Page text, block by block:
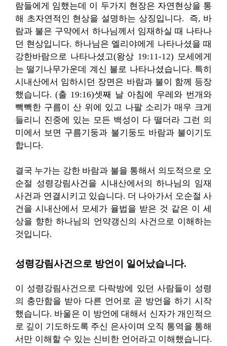
람들에게 임했는데 이 두가지 현장은 자연현상을 통
해 초자연적인 현상을 설명하는 상징입니다. 즉, 바
람과 불은 구약에서 하나님께서 임재하실 때 나타나
던 현상입니다. 하나님은 엘리야에게 나타나셨을 때
강한바람으로 나타나셨고(왕상 19:11-12) 모세에게
는 떨기나무가운데 계신 불로 나타나셨습니다. 특히
시내산에서 임하시던 장면은 바람과 불이 함께 등장
했습니다. (출 19:16)셋째 날 아침에 우레와 번개와
빽빽한 구름이 산 위에 있고 나팔 소리가 매우 크게
들리니 진중에 있는 모든 백성이 다 떨더라 그런 의
미에서 보면 구름기둥과 불기둥도 바람과 불이기도
합니다.
결국 누가는 강한 바람과 불을 통해서 의도적으로 오
순절 성령강림사건을 시내산에서의 하나님의 임재
사건과 연결시키고 있습니다. 더 나아가서 오순절 사
건을 시내산에서 모세가 율법을 받은 것 같은 이 세
상을 향한 하나님의 언약갱신의 사건으로 이해하는
것입니다.
성령강림사건으로 방언이 일어났습니다.
이 성령강림사건으로 다락방에 있던 사람들이 성령
의 충만함을 받아 다른 언어로 곧 방언을 하기 시작
했습니다. 바울은 이 방언에 대해서 신자가 개인적으
로 깊이 기도하도록 주신 은사이며 오직 통역을 통해
서만 이해할 수 있는 신비한 언어라고 이해했습니다.